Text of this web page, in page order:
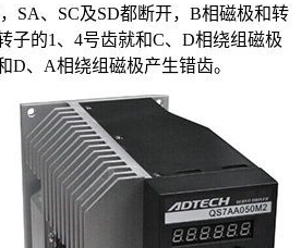
SA、SC及SD都断开，B相磁极和转
子的1、4号齿就和C、D相绕组磁极
D、A相绕组磁极产生错齿。